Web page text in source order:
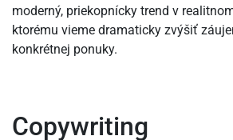
moderný, priekopnícky trend v
ktorému vieme dramaticky zvýšiť
konkrétnej ponuky.
Copywriting